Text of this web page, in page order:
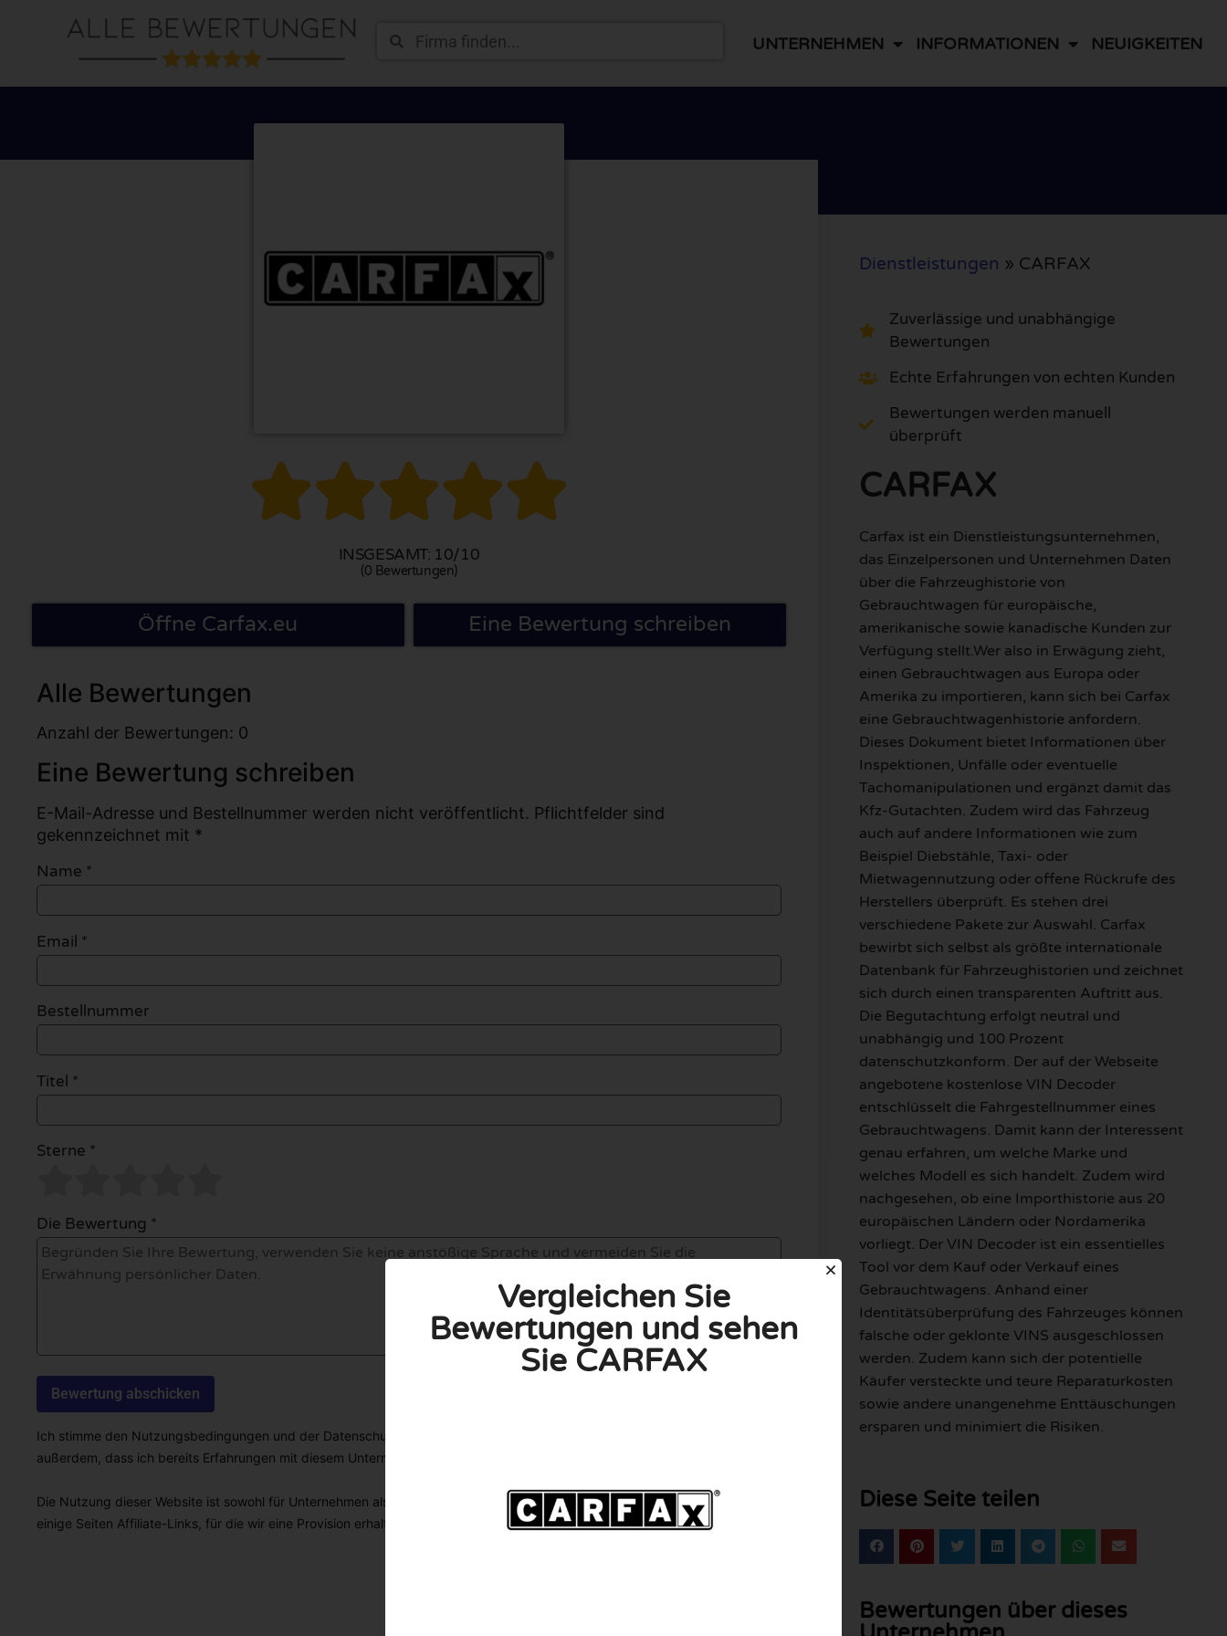
UNTERNEHMEN INFORMATIONEN NEUIGKEITEN

INSGESAMT: 10/10
(0 Bewertungen)
Öffne Carfax.eu Eine Bewertung schreiben
Alle Bewertungen
Anzahl der Bewertungen: 0
Eine Bewertung schreiben
E-Mail-Adresse und Bestellnummer werden nicht veröffentlicht. Pflichtfelder sind
gekennzeichnet mit *
Name *
Email *
Bestellnummer
Titel *
Sterne *
Die Bewertung *
Ich stimme den Nutzungsbedingungen und der Datenschutzrichtlinie zu, indem ich diese Bewertung abgebe. Ich erkläre
außerdem, dass ich bereits Erfahrungen mit diesem Unternehmen gemacht habe.
Die Nutzung dieser Website ist sowohl für Unternehmen als auch für Nutzer völlig kostenlos. Aus diesem Grund enthalten
einige Seiten Affiliate-Links, für die wir eine Provision erhalten können.
Dienstleistungen » CARFAX
Zuverlässige und unabhängige
Bewertungen
Echte Erfahrungen von echten Kunden
Bewertungen werden manuell
überprüft
CARFAX
Carfax ist ein Dienstleistungsunternehmen,
das Einzelpersonen und Unternehmen Daten
über die Fahrzeughistorie von
Gebrauchtwagen für europäische,
amerikanische sowie kanadische Kunden zur
Verfügung stellt.Wer also in Erwägung zieht,
einen Gebrauchtwagen aus Europa oder
Amerika zu importieren, kann sich bei Carfax
eine Gebrauchtwagenhistorie anfordern.
Dieses Dokument bietet Informationen über
Inspektionen, Unfälle oder eventuelle
Tachomanipulationen und ergänzt damit das
Kfz-Gutachten. Zudem wird das Fahrzeug
auch auf andere Informationen wie zum
Beispiel Diebstähle, Taxi- oder
Mietwagennutzung oder offene Rückrufe des
Herstellers überprüft. Es stehen drei
verschiedene Pakete zur Auswahl. Carfax
bewirbt sich selbst als größte internationale
Datenbank für Fahrzeughistorien und zeichnet
sich durch einen transparenten Auftritt aus.
Die Begutachtung erfolgt neutral und
unabhängig und 100 Prozent
datenschutzkonform. Der auf der Webseite
angebotene kostenlose VIN Decoder
entschlüsselt die Fahrgestellnummer eines
Gebrauchtwagens. Damit kann der Interessent
genau erfahren, um welche Marke und
welches Modell es sich handelt. Zudem wird
nachgesehen, ob eine Importhistorie aus 20
europäischen Ländern oder Nordamerika
vorliegt. Der VIN Decoder ist ein essentielles
Tool vor dem Kauf oder Verkauf eines
Gebrauchtwagens. Anhand einer
Identitätsüberprüfung des Fahrzeuges können
falsche oder geklonte VINS ausgeschlossen
werden. Zudem kann sich der potentielle
Käufer versteckte und teure Reparaturkosten
sowie andere unangenehme Enttäuschungen
ersparen und minimiert die Risiken.
Diese Seite teilen
Bewertungen über dieses
Vergleichen Sie
Bewertungen und sehen
Sie CARFAX